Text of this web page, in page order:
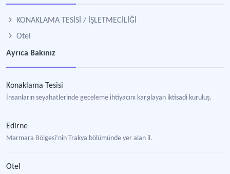
KONAKLAMA TESİSİ / İŞLETMECİLİĞİ
Otel
Ayrıca Bakınız
Konaklama Tesisi
İnsanların seyahatlerinde geceleme ihtiyacını karşılayan iktisadi kuruluş.
Edirne
Marmara Bölgesi’nin Trakya bölümünde yer alan il.
Otel